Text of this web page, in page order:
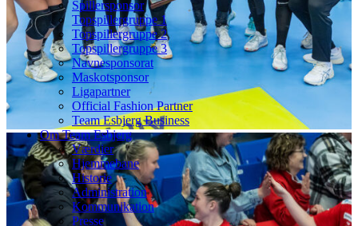
Spillersponsor
Topspillergruppe 1
Topspillergruppe 2
Topspillergruppe 3
Navnesponsorat
Maskotsponsor
Ligapartner
Official Fashion Partner
Team Esbjerg Business
Om Team Esbjerg
Værdier
Hjemmebane
Historie
Administration
Kommunikation
Presse